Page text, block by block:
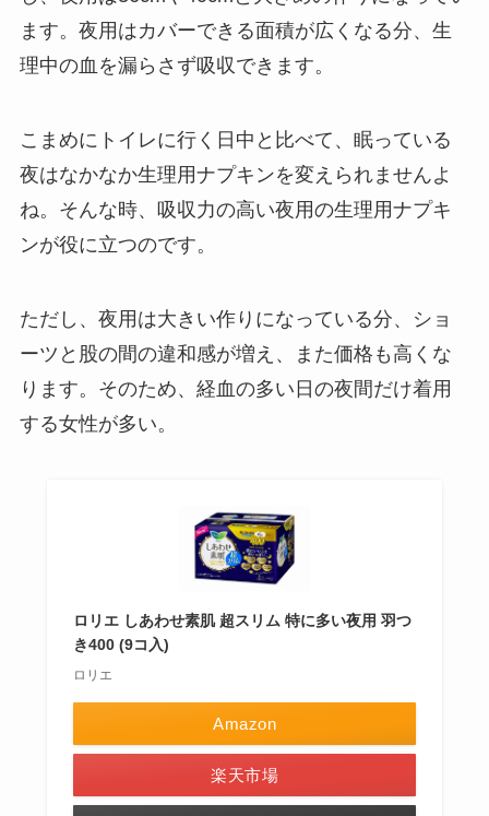
ます。夜用はカバーできる面積が広くなる分、生
理中の血を漏らさず吸収できます。
こまめにトイレに行く日中と比べて、眠っている
夜はなかなか生理用ナプキンを変えられませんよ
ね。そんな時、吸収力の高い夜用の生理用ナプキ
ンが役に立つのです。
ただし、夜用は大きい作りになっている分、ショ
ーツと股の間の違和感が増え、また価格も高くな
ります。そのため、経血の多い日の夜間だけ着用
する女性が多い。
ロリエ しあわせ素肌 超スリム 特に多い夜用 羽つ
き400 (9コ入)
ロリエ
Amazon
楽天市場